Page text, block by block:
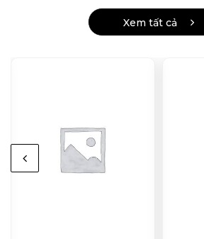
Xem tất cả